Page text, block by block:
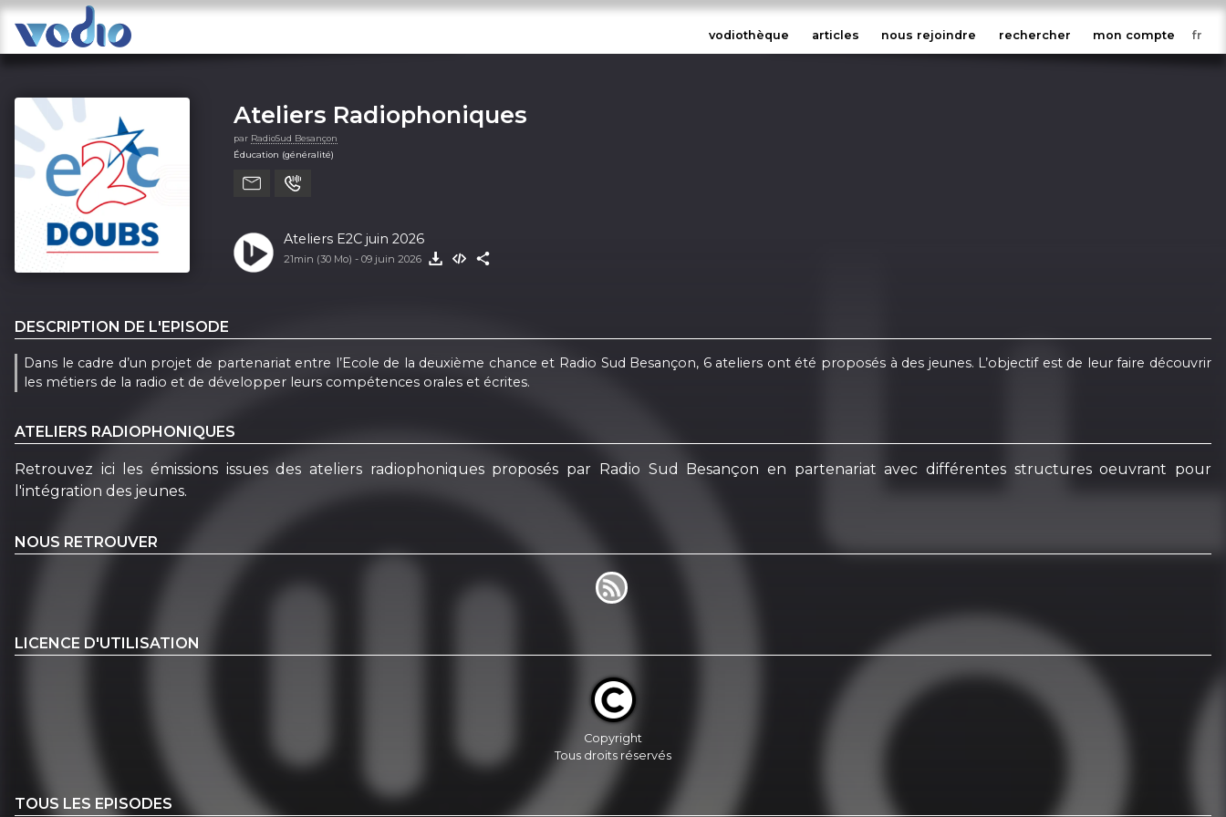
vodiothèque articles nous rejoindre rechercher mon compte
Ateliers Radiophoniques
par RadioSud Besançon
Éducation (généralité)
Ateliers E2C juin 2026
21min (30 Mo) - 09 juin 2026
DESCRIPTION DE L'EPISODE
Dans le cadre d’un projet de partenariat entre l’Ecole de la deuxième chance et Radio Sud Besançon, 6 ateliers ont été proposés à des jeunes. L’objectif est de leur faire découvrir
les métiers de la radio et de développer leurs compétences orales et écrites.
ATELIERS RADIOPHONIQUES
Retrouvez ici les émissions issues des ateliers radiophoniques proposés par Radio Sud Besançon en partenariat avec différentes structures oeuvrant pour
l'intégration des jeunes.
NOUS RETROUVER
LICENCE D'UTILISATION
Copyright
Tous droits réservés
TOUS LES EPISODES